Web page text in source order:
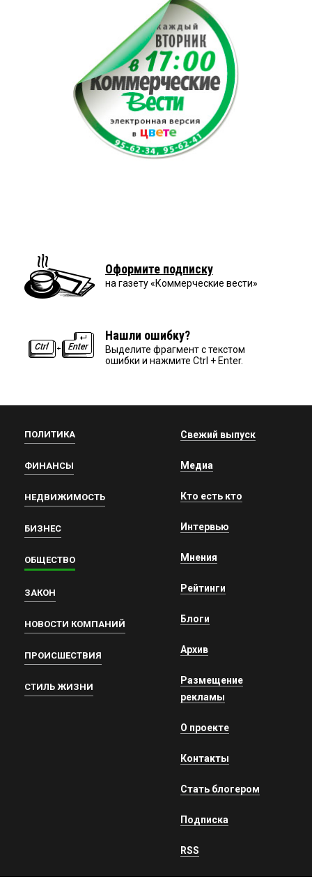
Оформите подписку
на газету «Коммерческие вести»
Нашли ошибку?
Выделите фрагмент с текстом
ошибки и нажмите Ctrl + Enter.
ПОЛИТИКА
ФИНАНСЫ
НЕДВИЖИМОСТЬ
БИЗНЕС
ОБЩЕСТВО
ЗАКОН
НОВОСТИ КОМПАНИЙ
ПРОИСШЕСТВИЯ
СТИЛЬ ЖИЗНИ
Свежий выпуск
Медиа
Кто есть кто
Интервью
Мнения
Рейтинги
Блоги
Архив
Размещение
рекламы
О проекте
Контакты
Стать блогером
Подписка
RSS